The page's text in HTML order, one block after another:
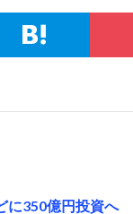
に350億円投資へ